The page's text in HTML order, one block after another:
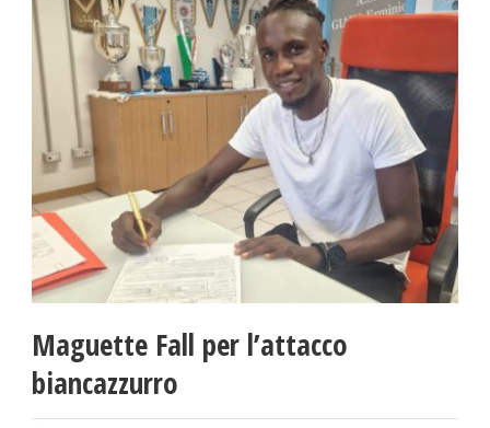
Maguette Fall per l’attacco
biancazzurro